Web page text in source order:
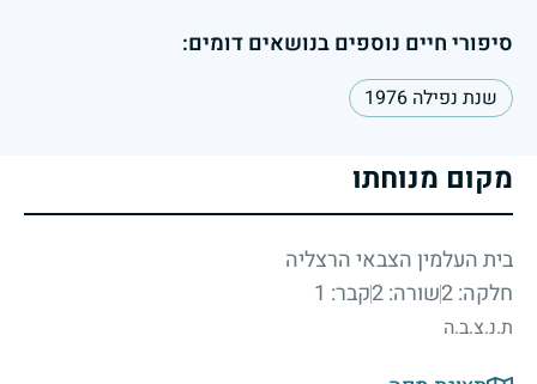
סיפורי חיים נוספים בנושאים דומים:
שנת נפילה 1976
מקום מנוחתו
בית העלמין הצבאי הרצליה
חלקה: 2
שורה: 2 קבר: 1
ת.נ.צ.ב.ה